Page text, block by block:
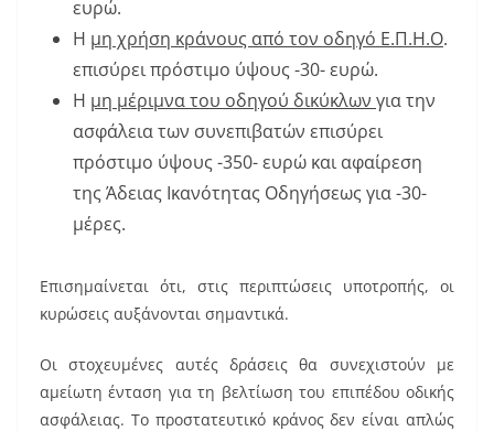
ευρώ.
Η μη χρήση κράνους από τον οδηγό Ε.Π.Η.Ο.
επισύρει πρόστιμο ύψους -30- ευρώ.
Η μη μέριμνα του οδηγού δικύκλων για την
ασφάλεια των συνεπιβατών επισύρει
πρόστιμο ύψους -350- ευρώ και αφαίρεση
της Άδειας Ικανότητας Οδηγήσεως για -30-
μέρες.
Επισημαίνεται ότι, στις περιπτώσεις υποτροπής, οι
κυρώσεις αυξάνονται σημαντικά.
Οι στοχευμένες αυτές δράσεις θα συνεχιστούν με
αμείωτη ένταση για τη βελτίωση του επιπέδου οδικής
ασφάλειας. Το προστατευτικό κράνος δεν είναι απλώς